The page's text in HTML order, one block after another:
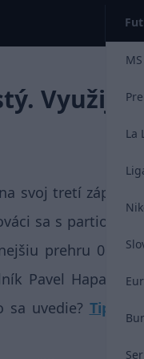
La
Využijú
svoj tretí zápas
sa s partiou
prehru 0:1.
Pavel Hapal.
sa uvedie? Tipnite